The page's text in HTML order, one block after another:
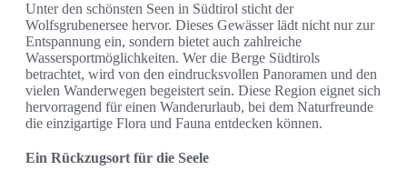
Unter den schönsten Seen in Südtirol sticht der
Wolfsgrubenersee hervor. Dieses Gewässer lädt nicht nur zur
Entspannung ein, sondern bietet auch zahlreiche
Wassersportmöglichkeiten. Wer die Berge Südtirols
betrachtet, wird von den eindrucksvollen Panoramen und den
vielen Wanderwegen begeistert sein. Diese Region eignet sich
hervorragend für einen Wanderurlaub, bei dem Naturfreunde
die einzigartige Flora und Fauna entdecken können.
Ein Rückzugsort für die Seele